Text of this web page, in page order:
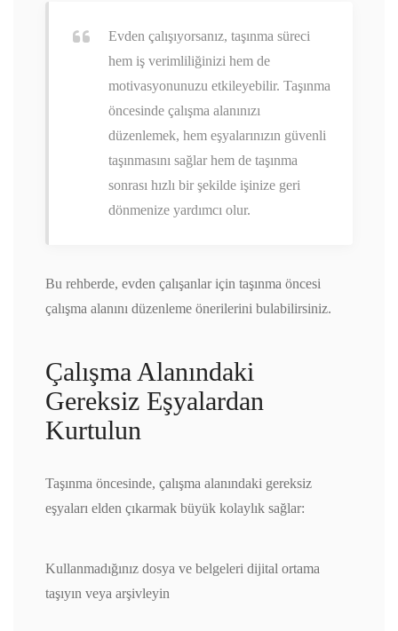
Evden çalışıyorsanız, taşınma süreci
hem iş verimliliğinizi hem de
motivasyonunuzu etkileyebilir. Taşınma
öncesinde çalışma alanınızı
düzenlemek, hem eşyalarınızın güvenli
taşınmasını sağlar hem de taşınma
sonrası hızlı bir şekilde işinize geri
dönmenize yardımcı olur.
Bu rehberde, evden çalışanlar için taşınma öncesi
çalışma alanını düzenleme önerilerini bulabilirsiniz.
Çalışma Alanındaki
Gereksiz Eşyalardan
Kurtulun
Taşınma öncesinde, çalışma alanındaki gereksiz
eşyaları elden çıkarmak büyük kolaylık sağlar:
Kullanmadığınız dosya ve belgeleri dijital ortama
taşıyın veya arşivleyin